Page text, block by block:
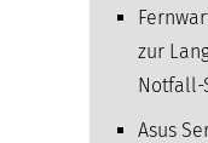
zur
Notfall-
Asus